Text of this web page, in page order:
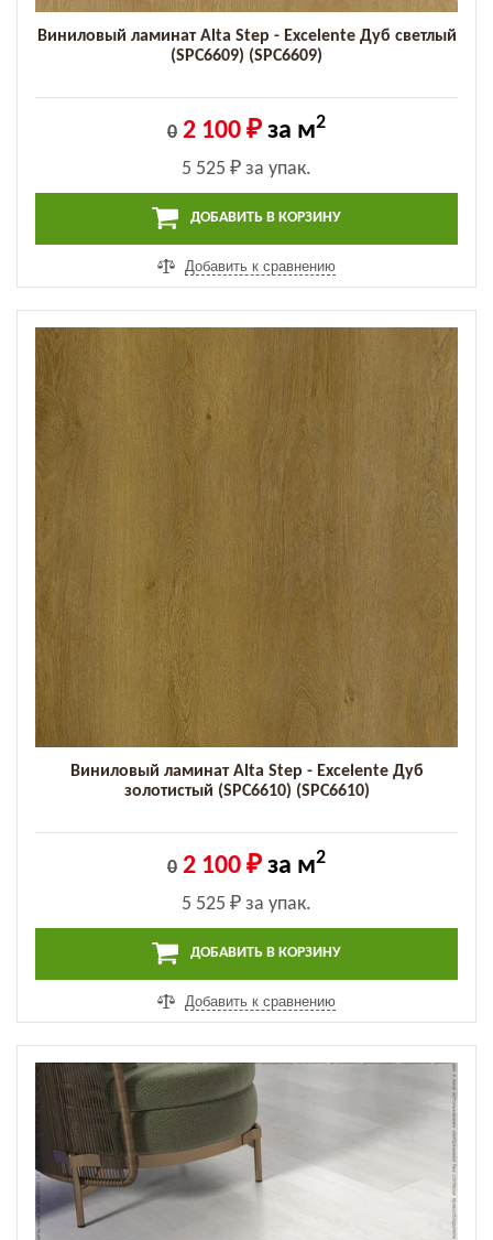
Виниловый ламинат Alta Step - Excelente Дуб светлый
(SPC6609) (SPC6609)
0 2 100 ₽ за м2
5 525 ₽ за упак.
ДОБАВИТЬ В КОРЗИНУ
Добавить к сравнению
Виниловый ламинат Alta Step - Excelente Дуб
золотистый (SPC6610) (SPC6610)
0 2 100 ₽ за м2
5 525 ₽ за упак.
ДОБАВИТЬ В КОРЗИНУ
Добавить к сравнению